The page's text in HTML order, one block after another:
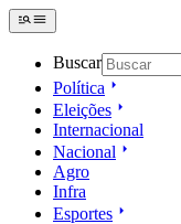
Buscar
Política
Eleições
Internacional
Nacional
Agro
Infra
Esportes